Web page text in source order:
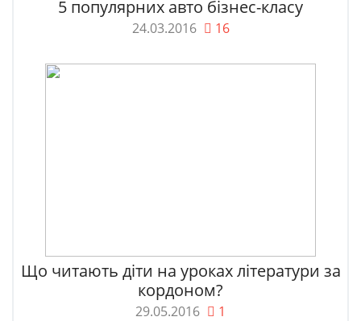
5 популярних авто бізнес-класу
24.03.2016 16
Що читають діти на уроках літератури за
кордоном?
29.05.2016 1